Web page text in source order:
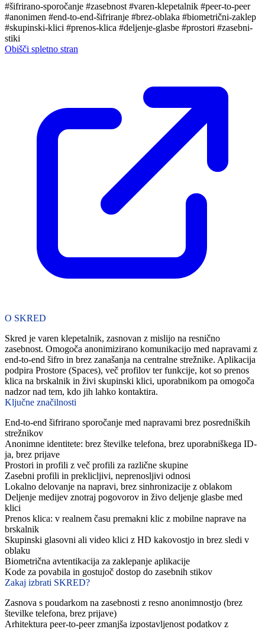
#šifrirano-sporočanje #zasebnost #varen-klepetalnik #peer-to-peer
#anonimen #end-to-end-šifriranje #brez-oblaka #biometrični-zaklep
#skupinski-klici #prenos-klica #deljenje-glasbe #prostori #zasebni-
stiki
Obišči spletno stran
O SKRED
Skred je varen klepetalnik, zasnovan z mislijo na resnično
zasebnost. Omogoča anonimizirano komunikacijo med napravami z
end-to-end šifro in brez zanašanja na centralne strežnike. Aplikacija
podpira Prostore (Spaces), več profilov ter funkcije, kot so prenos
klica na brskalnik in živi skupinski klici, uporabnikom pa omogoča
nadzor nad tem, kdo jih lahko kontaktira.
Ključne značilnosti
End-to-end šifrirano sporočanje med napravami brez posredniških
strežnikov
Anonimne identitete: brez številke telefona, brez uporabniškega ID-
ja, brez prijave
Prostori in profili z več profili za različne skupine
Zasebni profili in preklicljivi, neprenosljivi odnosi
Lokalno delovanje na napravi, brez sinhronizacije z oblakom
Deljenje medijev znotraj pogovorov in živo deljenje glasbe med
klici
Prenos klica: v realnem času premakni klic z mobilne naprave na
brskalnik
Skupinski glasovni ali video klici z HD kakovostjo in brez sledi v
oblaku
Biometrična avtentikacija za zaklepanje aplikacije
Kode za povabila in gostujoč dostop do zasebnih stikov
Zakaj izbrati SKRED?
Zasnova s poudarkom na zasebnosti z resno anonimnostjo (brez
številke telefona, brez prijave)
Arhitektura peer-to-peer zmanjša izpostavljenost podatkov z